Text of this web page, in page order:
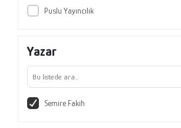
Puslu Yayıncılık
Yazar
Semire Fakih